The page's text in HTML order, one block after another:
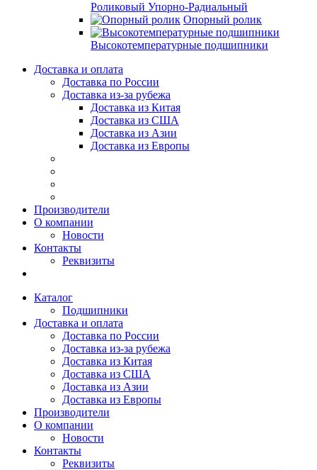
Роликовый Упорно-Радиальный
Опорный ролик
Высокотемпературные подшипники
Доставка и оплата
Доставка по России
Доставка из-за рубежа
Доставка из Китая
Доставка из США
Доставка из Азии
Доставка из Европы
Производители
О компании
Новости
Контакты
Реквизиты
Каталог
Подшипники
Доставка и оплата
Доставка по России
Доставка из-за рубежа
Доставка из Китая
Доставка из США
Доставка из Азии
Доставка из Европы
Производители
О компании
Новости
Контакты
Реквизиты